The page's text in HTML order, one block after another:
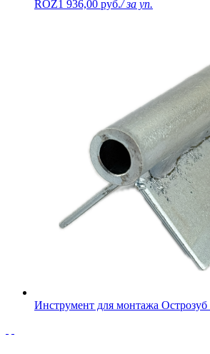
ROZ1 936,00 руб./ за уп.
Инструмент для монтажа Острозуб